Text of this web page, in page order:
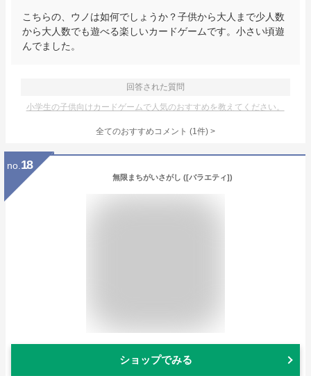
こちらの、ウノは如何でしょうか？子供から大人まで少人数
から大人数でも遊べる楽しいカードゲームです。小さい頃遊
んでました。
回答された質問
小学生の子供向けカードゲームで人気のおすすめを教えてください。
全てのおすすめコメント (1件) >
no. 18
無限まちがいさがし ([バラエティ])
ショップでみる